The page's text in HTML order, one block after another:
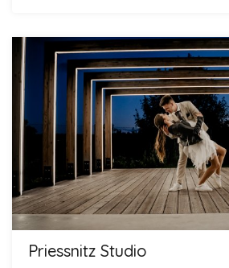
Priessnitz Studio